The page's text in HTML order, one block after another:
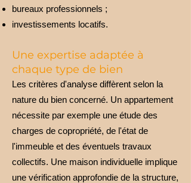
bureaux professionnels ;
investissements locatifs.
Une expertise adaptée à
chaque type de bien
Les critères d'analyse diffèrent selon la
nature du bien concerné. Un appartement
nécessite par exemple une étude des
charges de copropriété, de l'état de
l'immeuble et des éventuels travaux
collectifs. Une maison individuelle implique
une vérification approfondie de la structure,